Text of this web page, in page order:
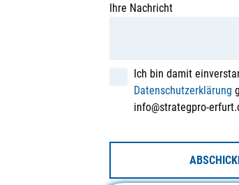
Ihre Nachricht
Ich bin damit
Datenschutzerklärung
info@strategpro-